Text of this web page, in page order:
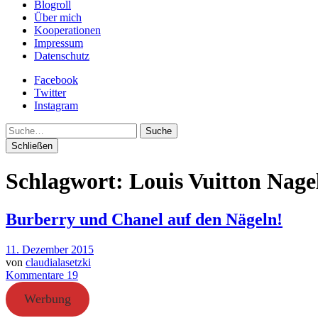
Blogroll
Über mich
Kooperationen
Impressum
Datenschutz
Facebook
Twitter
Instagram
Suche
Schließen
Schlagwort: Louis Vuitton
Burberry und Chanel auf den Nägeln!
11. Dezember 2015
von claudialasetzki
Kommentare 19
Werbung